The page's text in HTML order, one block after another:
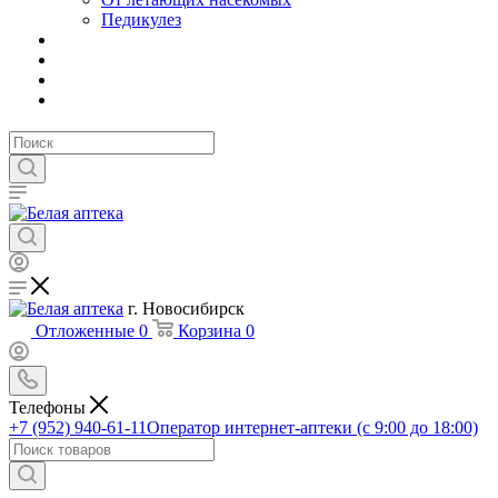
Педикулез
г. Новосибирск
Отложенные 0 Корзина 0
Телефоны
+7 (952) 940-61-11Оператор интернет-аптеки (с 9:00 до 18:00)